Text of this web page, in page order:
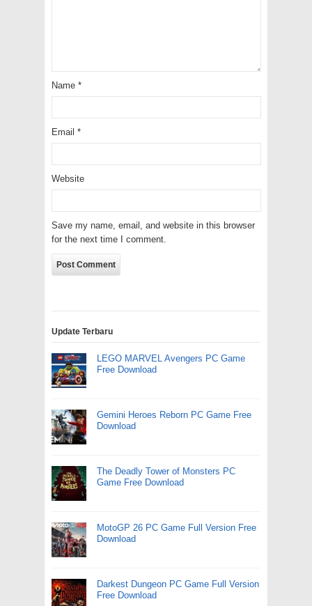
Name *
Email *
Website
Save my name, email, and website in this browser
for the next time I comment.
Update Terbaru
LEGO MARVEL Avengers PC Game
Free Download
Gemini Heroes Reborn PC Game Free
Download
The Deadly Tower of Monsters PC
Game Free Download
MotoGP 26 PC Game Full Version Free
Download
Darkest Dungeon PC Game Full Version
Free Download